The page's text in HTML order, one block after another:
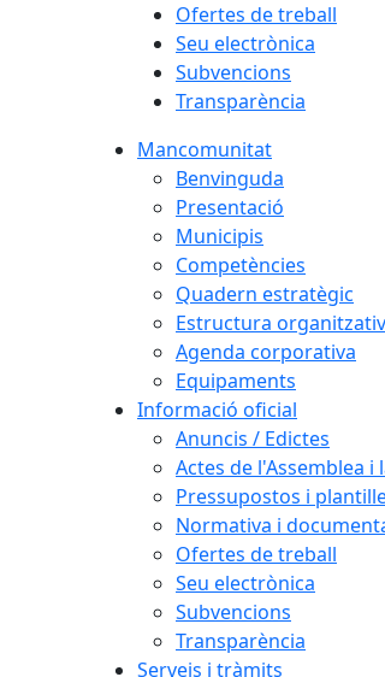
Ofertes de treball
Seu electrònica
Subvencions
Transparència
Mancomunitat
Benvinguda
Presentació
Municipis
Competències
Quadern estratègic
Estructura
Agenda corporativa
Equipaments
Informació oficial
Anuncis / Edictes
Actes de l'Assemblea i
Pressupostos i
Normativa i
Ofertes de treball
Seu electrònica
Subvencions
Transparència
Serveis i tràmits